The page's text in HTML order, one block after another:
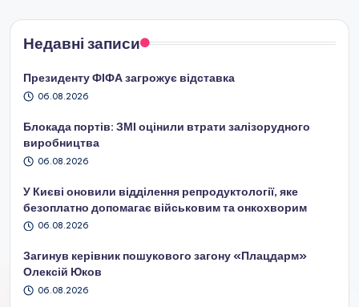
Недавні записи
Президенту ФІФА загрожує відставка
06.08.2026
Блокада портів: ЗМІ оцінили втрати залізорудного
виробництва
06.08.2026
У Києві оновили відділення репродуктології, яке
безоплатно допомагає військовим та онкохворим
06.08.2026
Загинув керівник пошукового загону «Плацдарм»
Олексій Юков
06.08.2026